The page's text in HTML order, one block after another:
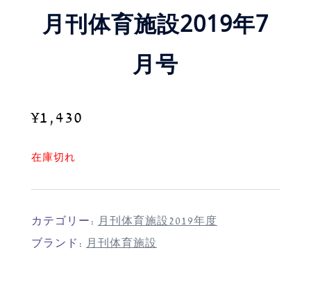
月刊体育施設2019年7
月号
¥1,430
在庫切れ
カテゴリー: 月刊体育施設2019年度
ブランド: 月刊体育施設